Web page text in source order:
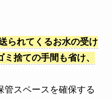
られてくるお水の受け
捨ての手間も省け、
管スペースを確保する